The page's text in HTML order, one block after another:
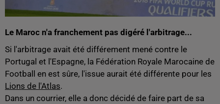
Le Maroc n'a franchement pas digéré l'arbitrage...
Si l'arbitrage avait été différement mené contre le
Portugal et l'Espagne, la Fédération Royale Marocaine de
Football en est sûre, l'issue aurait été différente pour les
Lions de l'Atlas.
Dans un courrier, elle a donc décidé de faire part de sa